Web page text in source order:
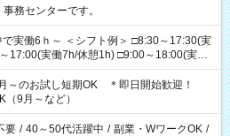
務センターです。
例＞ □8:30～17:30(実
17:00(実働7h/休憩1h) □9:00～18:00(実働
18:00(実働7h/休憩1h) □10:00～19:00(実働
実働8h/休憩1h) □14:00～21:00(実働
間固定OK
～のお試し短期OK ＊即日開始歓迎！
（9月～など）
要 / 40～50代活躍中 / 副業・WワークOK /